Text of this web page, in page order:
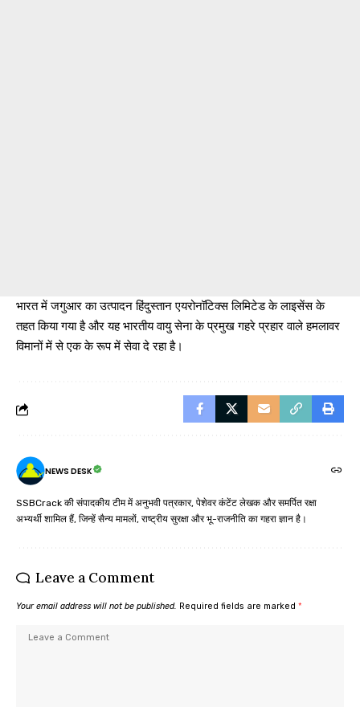
भारत में जगुआर का उत्पादन हिंदुस्तान एयरोनॉटिक्स लिमिटेड के लाइसेंस के
तहत किया गया है और यह भारतीय वायु सेना के प्रमुख गहरे प्रहार वाले हमलावर
विमानों में से एक के रूप में सेवा दे रहा है।
NEWS DESK
SSBCrack की संपादकीय टीम में अनुभवी पत्रकार, पेशेवर कंटेंट लेखक और समर्पित रक्षा
अभ्यर्थी शामिल हैं, जिन्हें सैन्य मामलों, राष्ट्रीय सुरक्षा और भू-राजनीति का गहरा ज्ञान है।
Leave a Comment
Your email address will not be published. Required fields are marked *